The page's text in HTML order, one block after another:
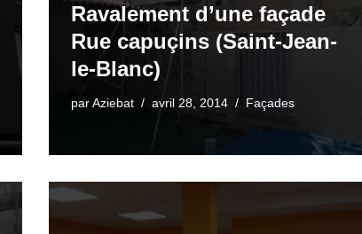
Ravalement d’une façade
Rue capuçins (Saint-Jean-
le-Blanc)
parAziebat avril 28, 2014 Façades